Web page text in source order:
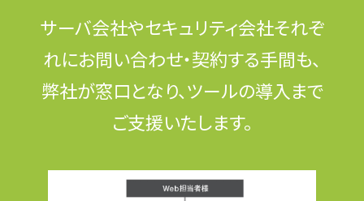
サーバ会社やセキュリティ会社それぞ
れにお問い合わせ・契約する手間も、
弊社が窓口となり、ツールの導入まで
ご支援いたします。